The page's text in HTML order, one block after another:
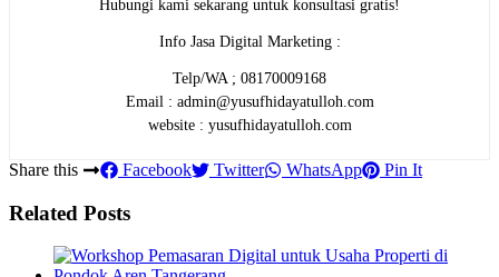
Hubungi kami sekarang untuk konsultasi gratis!
Info Jasa Digital Marketing :
Telp/WA ; 08170009168
Email : admin@yusufhidayatulloh.com
website : yusufhidayatulloh.com
Share this Facebook Twitter WhatsApp Pin It
Related Posts